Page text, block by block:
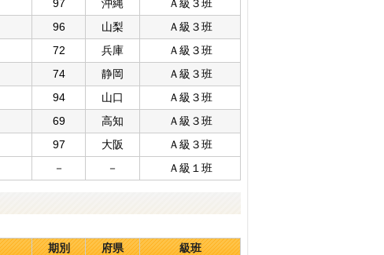
97 沖縄
Ａ級３班
96 山梨
Ａ級３班
72 兵庫
Ａ級３班
74 静岡
Ａ級３班
94 山口
Ａ級３班
69 高知
Ａ級３班
97 大阪
Ａ級３班
－ － Ａ級１班
期別 府県
級班